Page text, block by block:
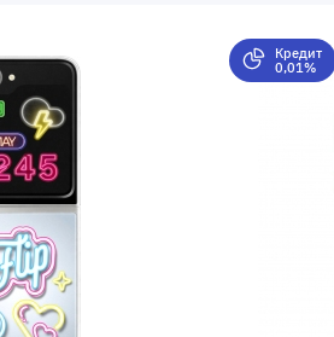
Кредит
0,01%